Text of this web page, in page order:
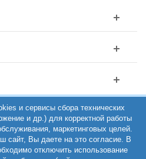
и сервисы сбора технических
и др.) для корректной работы
маркетинговых целей.
сайт, Вы даете на это согласие. В
отключить использование